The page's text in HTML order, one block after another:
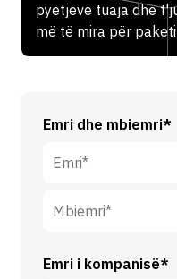
Emri dhe mbiemri*
ib
Emri i kompanisë*
pyetjeve tuaja dhe
më të mira për